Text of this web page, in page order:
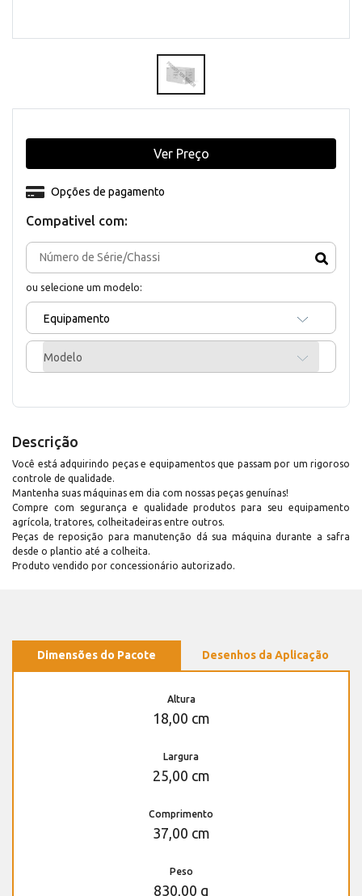
Compativel com:
ou selecione um modelo:
Equipamento
Modelo
Opções de pagamento
Ver Preço
Descrição
Você está adquirindo peças e equipamentos que passam por um rigoroso
controle de qualidade.
Mantenha suas máquinas em dia com nossas peças genuínas!
Compre com segurança e qualidade produtos para seu equipamento
agrícola, tratores, colheitadeiras entre outros.
Peças de reposição para manutenção dá sua máquina durante a safra
desde o plantio até a colheita.
Produto vendido por concessionário autorizado.
Dimensões do Pacote Desenhos da Aplicação
Altura
18,00 cm
Largura
25,00 cm
Comprimento
37,00 cm
Peso
830,00 g